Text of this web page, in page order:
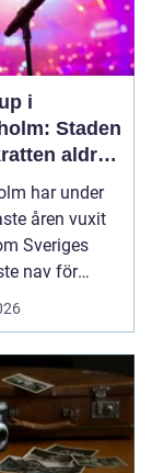
i
Staden
aldrig
har under
åren vuxit
Sveriges
nav för